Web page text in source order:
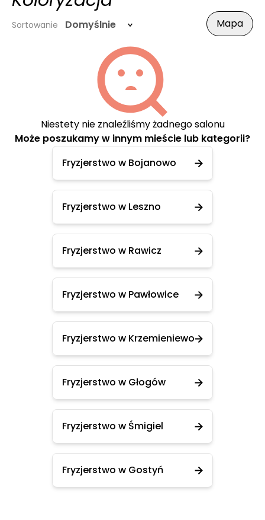
Sortowanie Domyślnie Mapa
Niestety nie znaleźliśmy żadnego salonu
Może poszukamy w innym mieście lub kategorii?
Fryzjerstwo w Bojanowo
Fryzjerstwo w Leszno
Fryzjerstwo w Rawicz
Fryzjerstwo w Pawłowice
Fryzjerstwo w Krzemieniewo
Fryzjerstwo w Głogów
Fryzjerstwo w Śmigiel
Fryzjerstwo w Gostyń